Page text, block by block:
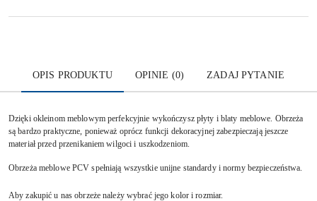
OPIS PRODUKTU OPINIE (0) ZADAJ PYTANIE
Dzięki okleinom meblowym perfekcyjnie wykończysz płyty i blaty meblowe. Obrzeża
są bardzo praktyczne, ponieważ oprócz funkcji dekoracyjnej zabezpieczają jeszcze
materiał przed przenikaniem wilgoci i uszkodzeniom.
Obrzeża meblowe PCV spełniają wszystkie unijne standardy i normy bezpieczeństwa.
Aby zakupić u nas obrzeże należy wybrać jego kolor i rozmiar.